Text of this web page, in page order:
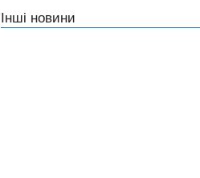
Інші новини